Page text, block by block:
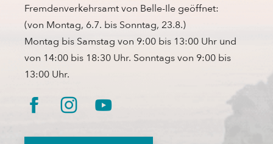
Fremdenverkehrsamt von Belle-Ile geöffnet:
(von Montag, 6.7. bis Sonntag, 23.8.)
Montag bis Samstag von 9:00 bis 13:00 Uhr und
von 14:00 bis 18:30 Uhr. Sonntags von 9:00 bis
13:00 Uhr.